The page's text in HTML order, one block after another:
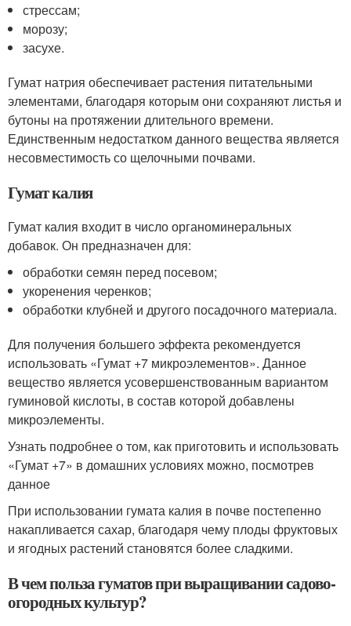
стрессам;
морозу;
засухе.
Гумат натрия обеспечивает растения питательными
элементами, благодаря которым они сохраняют листья и
бутоны на протяжении длительного времени.
Единственным недостатком данного вещества является
несовместимость со щелочными почвами.
Гумат калия
Гумат калия входит в число органоминеральных
добавок. Он предназначен для:
обработки семян перед посевом;
укоренения черенков;
обработки клубней и другого посадочного материала.
Для получения большего эффекта рекомендуется
использовать «Гумат +7 микроэлементов». Данное
вещество является усовершенствованным вариантом
гуминовой кислоты, в состав которой добавлены
микроэлементы.
Узнать подробнее о том, как приготовить и использовать
«Гумат +7» в домашних условиях можно, посмотрев
данное
При использовании гумата калия в почве постепенно
накапливается сахар, благодаря чему плоды фруктовых
и ягодных растений становятся более сладкими.
В чем польза гуматов при выращивании садово-
огородных культур?